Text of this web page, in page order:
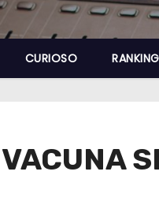
CURIOSO